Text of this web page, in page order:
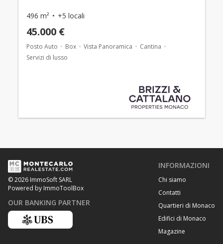
496 m² +5 locali
45.000 €
Posto Auto Box Vista Panoramica
Cantina
Servizi di lusso
© 2026 ImmoSoft SARL
Powered by ImmoToolBox
OUR BANKING PARTNER
INFORMAZIONI
Chi siamo
Contatti
Quartieri di Monaco
Edifici di Monaco
Magazine